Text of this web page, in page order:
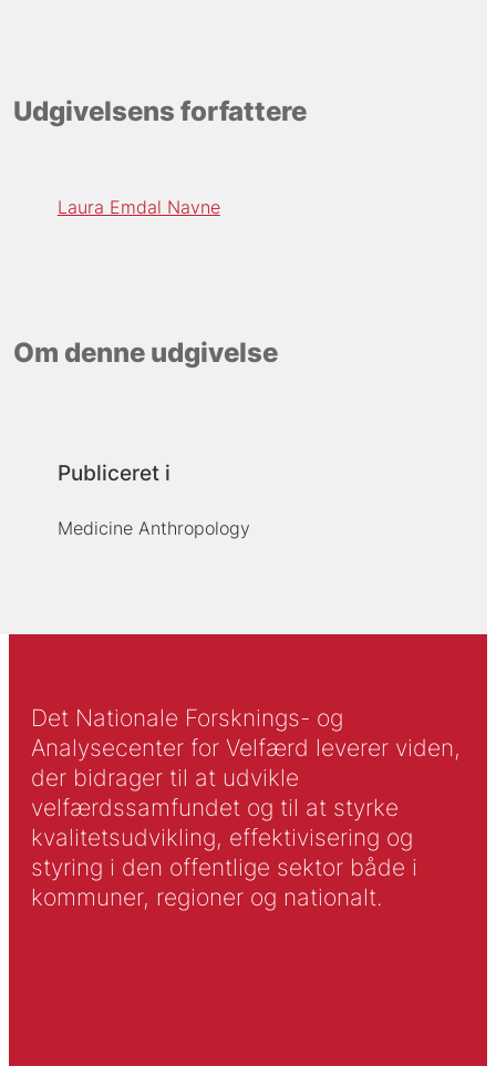
Udgivelsens forfattere
Laura Emdal Navne
Om denne udgivelse
Publiceret i
Medicine Anthropology
Det Nationale Forsknings- og
Analysecenter for Velfærd leverer viden,
der bidrager til at udvikle
velfærdssamfundet og til at styrke
kvalitetsudvikling, effektivisering og
styring i den offentlige sektor både i
kommuner, regioner og nationalt.